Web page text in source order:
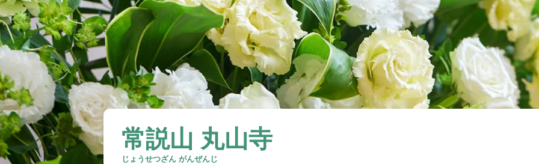
常説山 丸山寺
じょうせつざん がんぜんじ